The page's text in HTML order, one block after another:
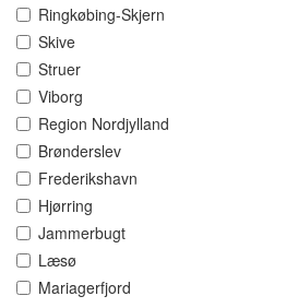
Ringkøbing-Skjern
Skive
Struer
Viborg
Region Nordjylland
Brønderslev
Frederikshavn
Hjørring
Jammerbugt
Læsø
Mariagerfjord